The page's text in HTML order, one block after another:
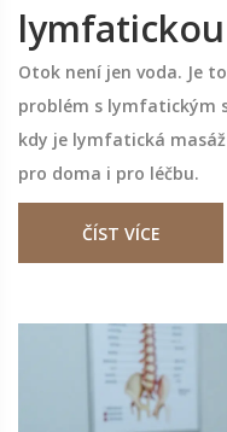
Otok není jen voda. Je
problém s lymfatickým
kdy je lymfatická
pro doma i pro léčbu.
ČÍST VÍCE